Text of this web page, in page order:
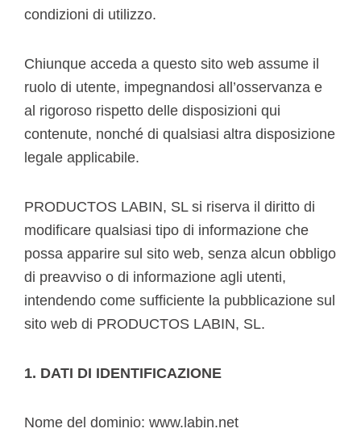
condizioni di utilizzo.
Chiunque acceda a questo sito web assume il
ruolo di utente, impegnandosi all’osservanza e
al rigoroso rispetto delle disposizioni qui
contenute, nonché di qualsiasi altra disposizione
legale applicabile.
PRODUCTOS LABIN, SL si riserva il diritto di
modificare qualsiasi tipo di informazione che
possa apparire sul sito web, senza alcun obbligo
di preavviso o di informazione agli utenti,
intendendo come sufficiente la pubblicazione sul
sito web di PRODUCTOS LABIN, SL.
1. DATI DI IDENTIFICAZIONE
Nome del dominio: www.labin.net